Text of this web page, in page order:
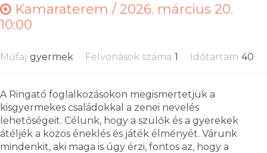
Kamaraterem /2026. március 20.
10:00
Műfaj gyermek Felvonások száma 1 Időtartam 40
A Ringató foglalkozásokon megismertetjük a
kisgyermekes családokkal a zenei nevelés
lehetőségeit. Célunk, hogy a szülők és a gyerekek
átéljék a közös éneklés és játék élményét. Várunk
mindenkit, aki maga is úgy érzi, fontos az, hogy a